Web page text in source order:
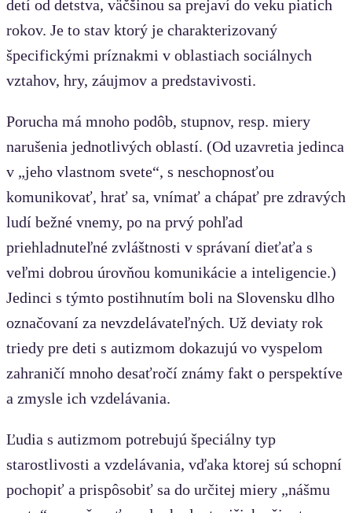
detí od detstva, väčšinou sa prejaví do veku piatich
rokov. Je to stav ktorý je charakterizovaný
špecifickými príznakmi v oblastiach sociálnych
vztahov, hry, záujmov a predstavivosti.
Porucha má mnoho podôb, stupnov, resp. miery
narušenia jednotlivých oblastí. (Od uzavretia jedinca
v „jeho vlastnom svete“, s neschopnosťou
komunikovať, hrať sa, vnímať a chápať pre zdravých
ludí bežné vnemy, po na prvý pohľad
priehladnuteľné zvláštnosti v správaní dieťaťa s
veľmi dobrou úrovňou komunikácie a inteligencie.)
Jedinci s týmto postihnutím boli na Slovensku dlho
označovaní za nevzdelávateľných. Už deviaty rok
triedy pre deti s autizmom dokazujú vo vyspelom
zahraničí mnoho desaťročí známy fakt o perspektíve
a zmysle ich vzdelávania.
Ľudia s autizmom potrebujú špeciálny typ
starostlivosti a vzdelávania, vďaka ktorej sú schopní
pochopiť a prispôsobiť sa do určitej miery „nášmu